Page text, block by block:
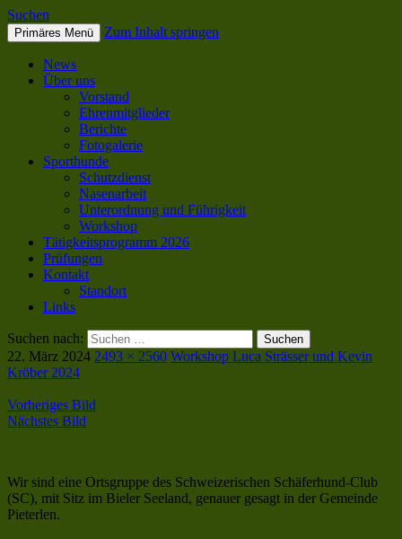
SC OG Biel-Pieterlen
Suchen
Primäres Menü Zum Inhalt springen
News
Über uns
Vorstand
Ehrenmitglieder
Berichte
Fotogalerie
Sporthunde
Schutzdienst
Nasenarbeit
Unterordnung und Führigkeit
Workshop
Tätigkeitsprogramm 2026
Prüfungen
Kontakt
Standort
Links
Suchen nach:
22. März 2024 2493 × 2560 Workshop Luca Strässer und Kevin
Kröber 2024
Vorheriges Bild
Nächstes Bild
Wir sind eine Ortsgruppe des Schweizerischen Schäferhund-Club
(SC), mit Sitz im Bieler Seeland, genauer gesagt in der Gemeinde
Pieterlen.